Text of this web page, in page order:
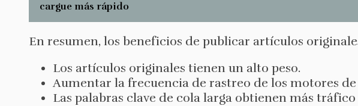
cargue más rápido
En resumen, los beneficios de publicar artículos
Los artículos originales tienen un alto peso.
Aumentar la frecuencia de rastreo de los motores
Las palabras clave de cola larga obtienen más tráfico